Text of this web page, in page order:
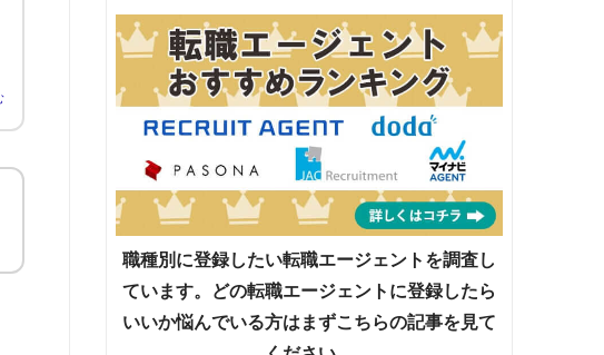
職種別に登録したい転職エージェントを調査し
ています。どの転職エージェントに登録したら
いいか悩んでいる方はまずこちらの記事を見て